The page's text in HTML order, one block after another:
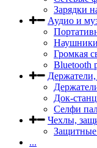
Зарядки
Аудио и
Наушники
Громкая
Bluetooth
Док-
Селфи
Чехлы,
Защитные
...